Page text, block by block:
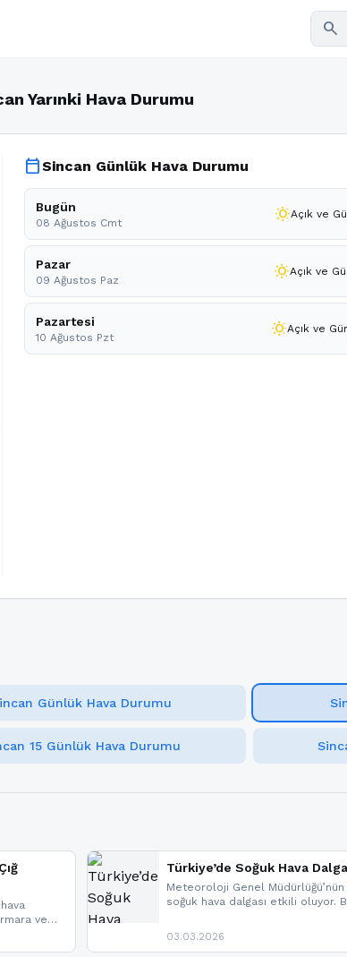
search
Yarınki Hava Durumu
calendar_todaySincan Günlük Hava Durumu
Bugün
08 Ağustos Cmt wb_sunnyAçık ve
Pazar
09 Ağustos Paz wb_sunnyAçık ve
Pazartesi
10 Ağustos Pzt wb_sunnyAçık ve
Günlük Hava Durumu
15 Günlük Hava Durumu
ve
Türkiye’de Soğuk Hava
Meteoroloji Genel
soğuk hava dalgası etkili oluyor.
03.03.2026